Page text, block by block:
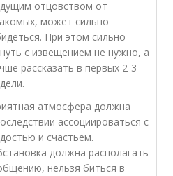
отцовством от
может сильно
При этом сильно
с извещением не нужно, а
рассказать в первых 2-3
атмосфера должна
ассоциироваться с
и счастьем.
должна располагать
нельзя биться в